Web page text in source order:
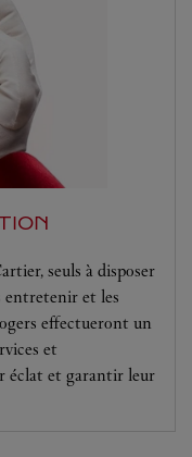
seuls à disposer
entretenir et les
effectueront un
et
éclat et garantir leur